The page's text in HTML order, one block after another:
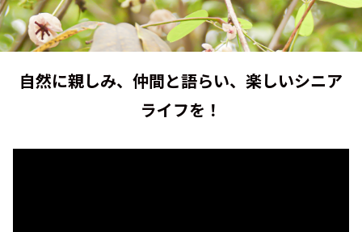
自然に親しみ、仲間と語らい、楽しいシニア
ライフを！